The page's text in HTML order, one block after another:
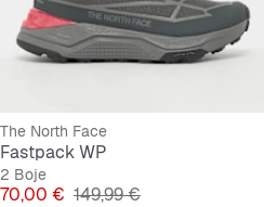
The North Face
Fastpack WP
2 Boje
Cijena
70,00 € Originalna cijena
149,99 €